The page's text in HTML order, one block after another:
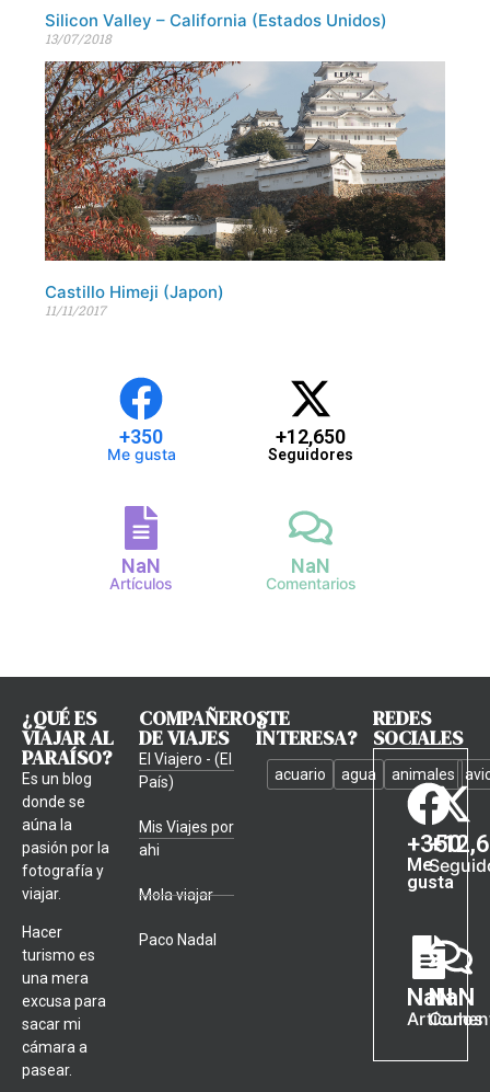
Silicon Valley – California (Estados Unidos)
13/07/2018
Castillo Himeji (Japon)
11/11/2017
+350
Me gusta
+12,650
Seguidores
NaN
Artículos
NaN
Comentarios
¿QUÉ ES
VIAJAR AL
PARAÍSO?
Es un blog
donde se
aúna la
pasión por la
fotografía y
viajar.
Hacer
turismo es
una mera
excusa para
sacar mi
cámara a
pasear.
COMPAÑEROS
DE VIAJES
El Viajero - (El
País)
Mis Viajes por
ahi
Mola viajar
Paco Nadal
¿TE
INTERESA?
acuario agua animales
REDES
SOCIALES
+350
Me
gusta
+
NaN
Artículos
NaN